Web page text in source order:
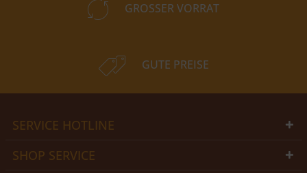
GROSSER VORRAT
GUTE PREISE
SERVICE HOTLINE
SHOP SERVICE